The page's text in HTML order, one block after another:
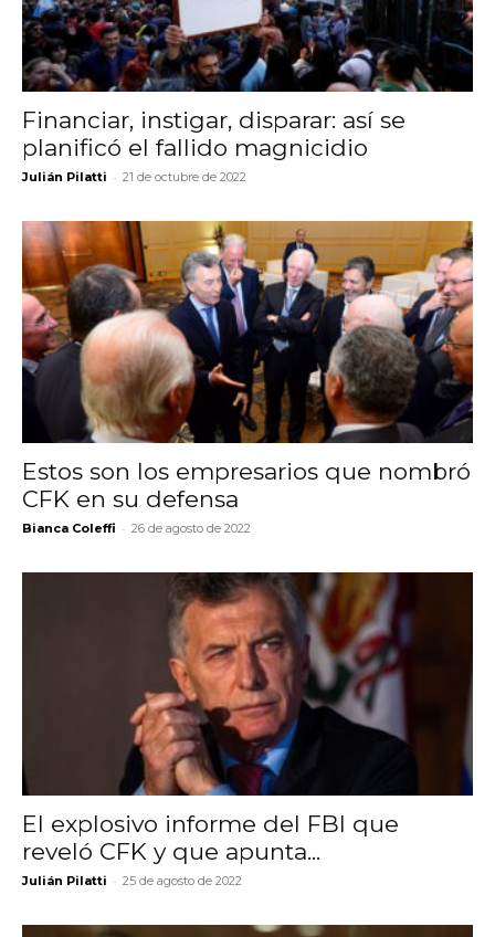
Financiar, instigar, disparar: así se
planificó el fallido magnicidio
Julián Pilatti - 21 de octubre de 2022
Estos son los empresarios que nombró
CFK en su defensa
Bianca Coleffi - 26 de agosto de 2022
El explosivo informe del FBI que
reveló CFK y que apunta...
Julián Pilatti - 25 de agosto de 2022